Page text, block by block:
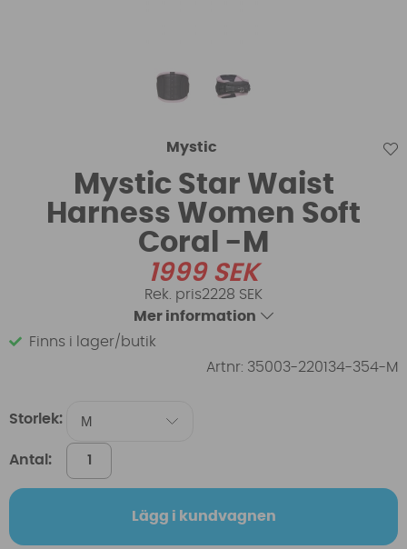
Mystic
Mystic Star Waist
Harness Women Soft
Coral -M
1999SEK
2228 SEK
Mer information
Finns i lager/butik
Artnr: 35003-220134-354-M
Storlek:
Antal:
Lägg i kundvagnen